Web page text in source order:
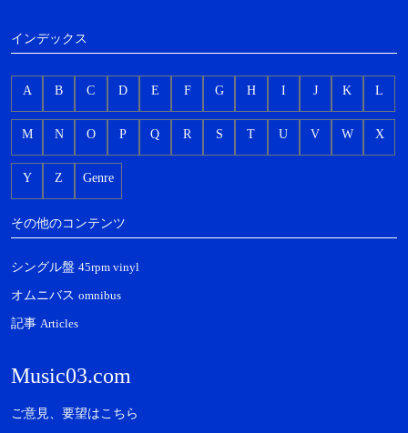
インデックス
A B C D E F G H I J K L
M N O P Q R S T U V W X
Y Z Genre
その他のコンテンツ
シングル盤 45rpm vinyl
オムニバス omnibus
記事 Articles
Music03.com
ご意見、要望はこちら